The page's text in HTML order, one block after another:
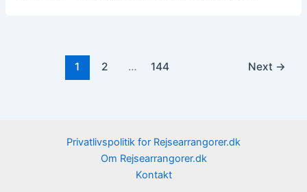
1 2 … 144 Next →
Privatlivspolitik for Rejsearrangorer.dk
Om Rejsearrangorer.dk
Kontakt